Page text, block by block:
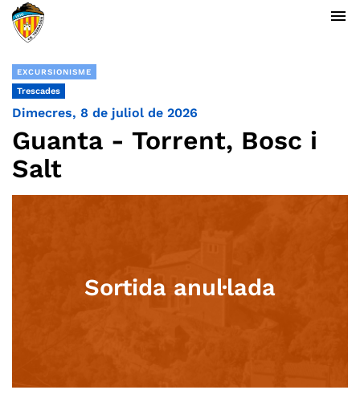
menu
EXCURSIONISME
Trescades
Dimecres, 8 de juliol de 2026
Guanta - Torrent, Bosc i
Salt
Sortida anul·lada